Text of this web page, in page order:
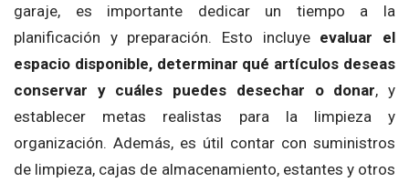
garaje, es importante dedicar un tiempo a la
planificación y preparación. Esto incluye evaluar el
espacio disponible, determinar qué artículos deseas
conservar y cuáles puedes desechar o donar, y
establecer metas realistas para la limpieza y
organización. Además, es útil contar con suministros
de limpieza, cajas de almacenamiento, estantes y otros